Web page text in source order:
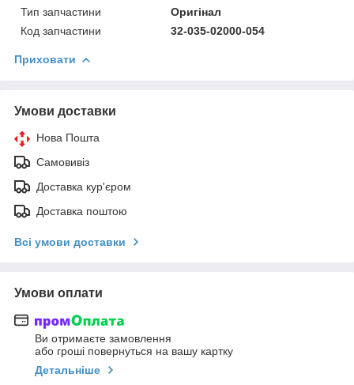
Тип запчастини
Оригінал
Код запчастини
32-035-02000-054
Приховати
Умови доставки
Нова Пошта
Самовивіз
Доставка кур'єром
Доставка поштою
Всі умови доставки
Умови оплати
Ви отримаєте замовлення
або гроші повернуться на вашу картку
Детальніше